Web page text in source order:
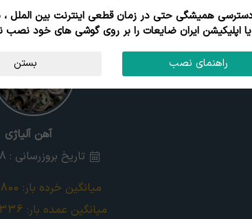
آهن آلیاژی
تاریخ بروزرسانی : 05/05/18
میانگین خرده بار:
میانگین عمده بار:
یا اپلیکیشن ایران ضایعات را بر روی گوشی های خود نصب
راهنمای نصب بستن